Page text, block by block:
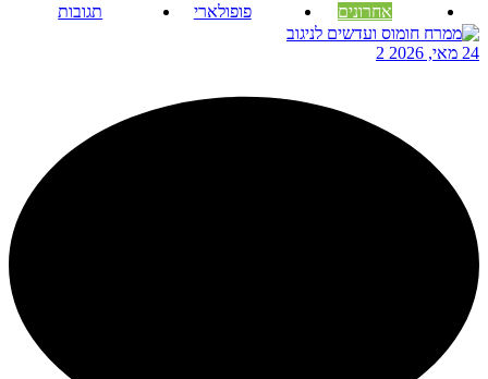
אחרונים פופולארי תגובות
24 מאי, 2026 2